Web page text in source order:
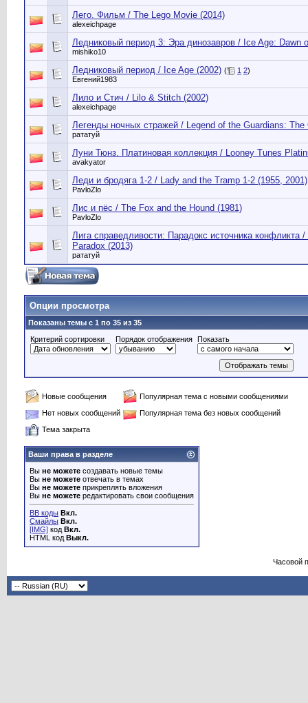
Лего. Фильм / The Lego Movie (2014)
alexeichpage
Ледниковый период 3: Эра динозавров / Ice Age: Dawn
mishiko10
Ледниковый период / Ice Age (2002) ( 1 2)
Евгений1983
Лило и Стич / Lilo & Stitch (2002)
alexeichpage
Легенды ночных стражей / Legend of the Guardians: The
рататуй
Луни Тюнз. Платиновая коллекция / Looney Tunes
avakyator
Леди и бродяга 1-2 / Lady and the Tramp 1-2 (1955, 2001)
PavloZlo
Лис и пёс / The Fox and the Hound (1981)
PavloZlo
Лига справедливости: Парадокс источника конфликта
Paradox (2013)
рататуй
Опции просмотра
Показаны темы с 1 по 35 из 35
Критерий сортировки
Порядок отображения Показать
Новые сообщения
Популярная тема с новыми сообщениями
Нет новых сообщений
Популярная тема без новых сообщений
Тема закрыта
Ваши права в разделе
Вы не можете создавать новые темы
Вы не можете отвечать в темах
Вы не можете прикреплять вложения
Вы не можете редактировать свои сообщения
BB коды Вкл.
Смайлы Вкл.
[IMG] код Вкл.
HTML код Выкл.
Часовой